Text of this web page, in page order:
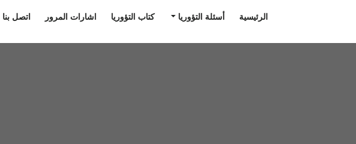
الرئيسية أسئلة التؤوريا كتاب التؤوريا اشارات المرور اتصل بنا